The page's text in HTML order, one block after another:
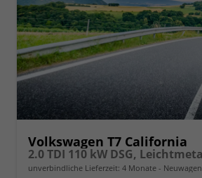
Volkswagen T7 California
unverbindliche Lieferzeit: 4 Monate Neuwagen